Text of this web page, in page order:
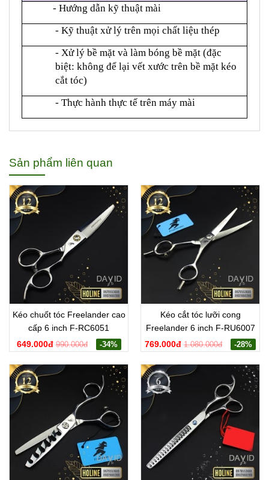
- Hướng dẫn kỹ thuật mài
- Kỹ thuật xử lý trên mọi chất liệu thép
- Xử lý bề mặt và làm bóng bề mặt (đặc
biệt: không để lại vết xước trên bề mặt kéo
cắt tóc)
- Thực hành thực tế trên máy mài
Sản phẩm liên quan
Kéo chuốt tóc Freelander cao
cấp 6 inch F-RC6051
649.000đ 990.000đ -34%
Kéo cắt tóc lưỡi cong
Freelander 6 inch F-RU6007
769.000đ 1.080.000đ -28%